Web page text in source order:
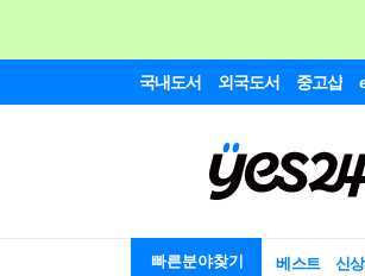
국내도서 외국도서 중고샵
빠른분야찾기 베스트 신